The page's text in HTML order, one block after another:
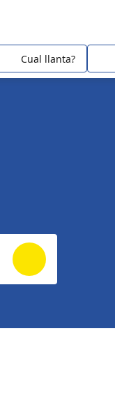
Cual llanta?